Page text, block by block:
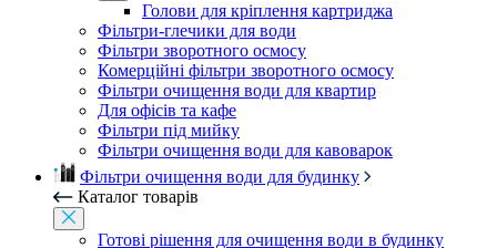
Голови для кріплення картриджа
Фільтри-глечики для води
Фільтри зворотного осмосу
Комерційні фільтри зворотного осмосу
Фільтри очищення води для квартир
Для офісів та кафе
Фільтри під мийку
Фільтри очищення води для кавоварок
Фільтри очищення води для будинку
Каталог товарів
Готові рішення для очищення води в будинку